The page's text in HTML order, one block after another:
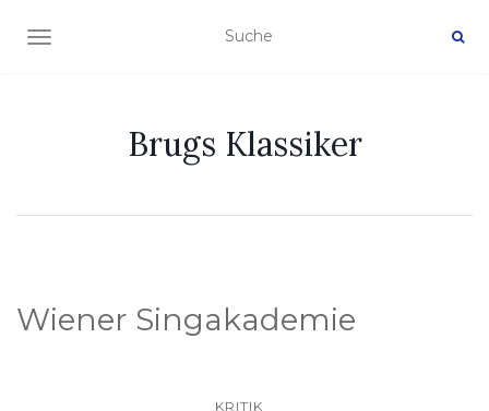
NAVIGATION EIN-/AUSSCHALTEN
Brugs Klassiker
Wiener Singakademie
KRITIK